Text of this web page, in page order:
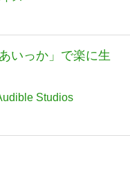
いっか」で楽に生
Studios